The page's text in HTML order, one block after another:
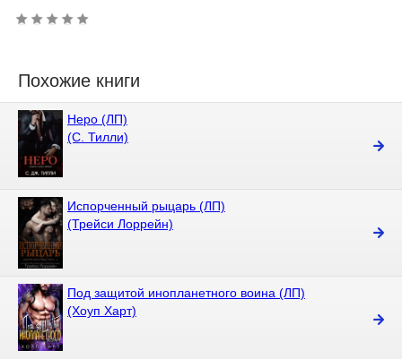
Похожие книги
Неро (ЛП)
(С. Тилли)
Испорченный рыцарь (ЛП)
(Трейси Лоррейн)
Под защитой инопланетного воина (ЛП)
(Хоуп Харт)